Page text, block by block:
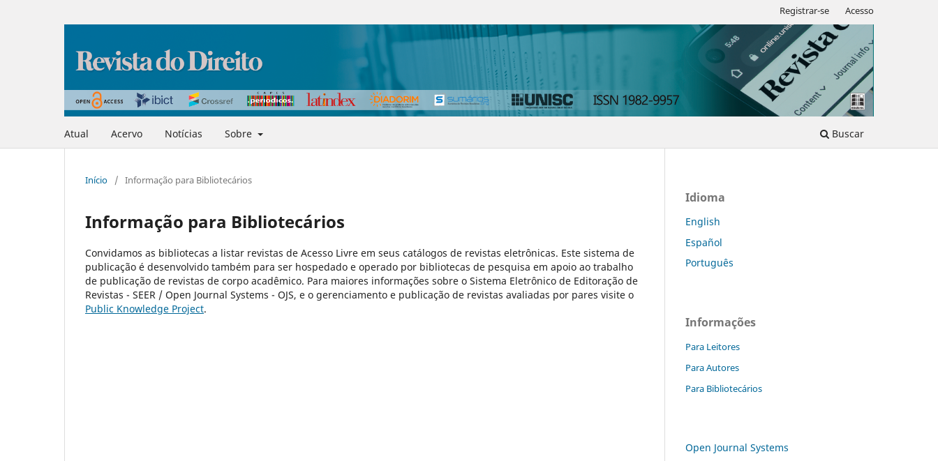
Atual Acervo Notícias Sobre Buscar
Registrar-se Acesso
Início / Informação para Bibliotecários
Informação para Bibliotecários
Convidamos as bibliotecas a listar revistas de Acesso Livre em seus catálogos de revistas eletrônicas. Este sistema de
publicação é desenvolvido também para ser hospedado e operado por bibliotecas de pesquisa em apoio ao trabalho
de publicação de revistas de corpo acadêmico. Para maiores informações sobre o Sistema Eletrônico de Editoração de
Revistas - SEER / Open Journal Systems - OJS, e o gerenciamento e publicação de revistas avaliadas por pares visite o
Public Knowledge Project.
Idioma
English
Español
Português
Informações
Para Leitores
Para Autores
Para Bibliotecários
Open Journal Systems